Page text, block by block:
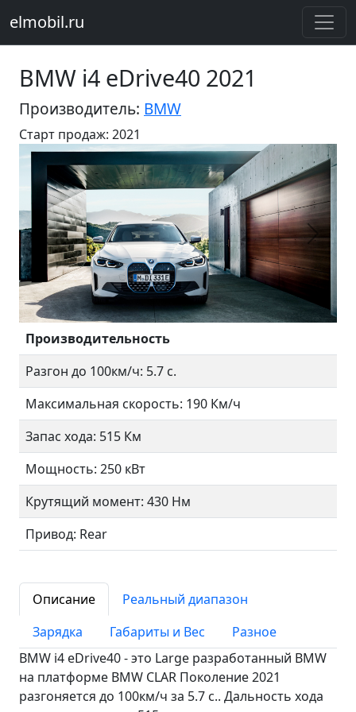
elmobil.ru
BMW i4 eDrive40 2021
Производитель: BMW
Старт продаж: 2021
Предыдущий
Производительность
Разгон до 100км/ч: 5.7 с.
Максимальная скорость: 190 Км/ч
Запас хода: 515 Км
Мощность: 250 кВт
Крутящий момент: 430 Нм
Привод: Rear
Описание
Реальный диапазон
Зарядка
Габариты и Вес
Разное
BMW i4 eDrive40 - это Large разработанный BMW
на платформе BMW CLAR Поколение 2021
разгоняется до 100км/ч за 5.7 c.. Дальность хода